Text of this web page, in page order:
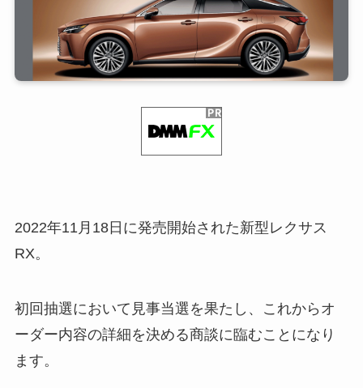
2022年11月18日に発売開始された新型レクサス
RX。
初回抽選において見事当選を果たし、これからオ
ーダー内容の詳細を決める商談に臨むことになり
ます。